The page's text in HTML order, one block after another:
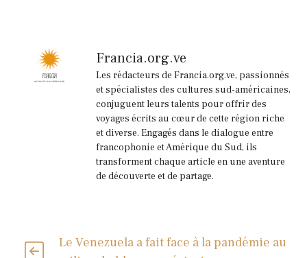
Francia.org.ve
Les rédacteurs de Francia.org.ve, passionnés
et spécialistes des cultures sud-américaines,
conjuguent leurs talents pour offrir des
voyages écrits au cœur de cette région riche
et diverse. Engagés dans le dialogue entre
francophonie et Amérique du Sud, ils
transforment chaque article en une aventure
de découverte et de partage.
Le Venezuela a fait face à la pandémie au